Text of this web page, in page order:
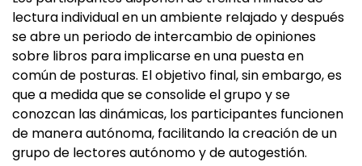
Los participantes disponen de treinta minutos de
lectura individual en un ambiente relajado y después
se abre un periodo de intercambio de opiniones
sobre libros para implicarse en una puesta en
común de posturas. El objetivo final, sin embargo, es
que a medida que se consolide el grupo y se
conozcan las dinámicas, los participantes funcionen
de manera autónoma, facilitando la creación de un